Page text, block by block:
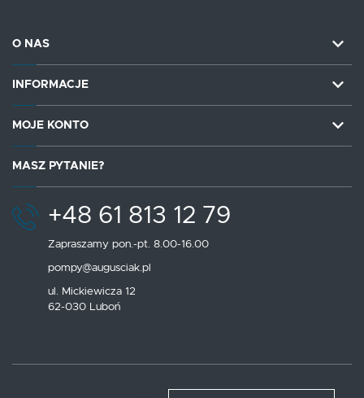
O NAS
INFORMACJE
MOJE KONTO
MASZ PYTANIE?
+48 61 813 12 79
Zapraszamy pon.-pt. 8.00-16.00
pompy@augusciak.pl
ul. Mickiewicza 12
62-030 Luboń